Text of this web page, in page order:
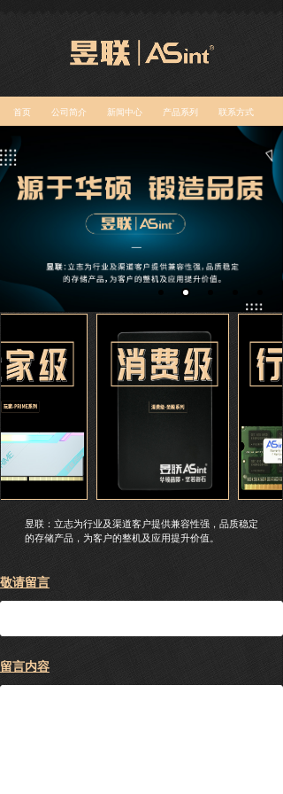
首页 公司简介 新闻中心 产品系列 联系方式
昱联：立志为行业及渠道客户提供兼容性强，品质稳定
的存储产品，为客户的整机及应用提升价值。
敬请留言
留言内容